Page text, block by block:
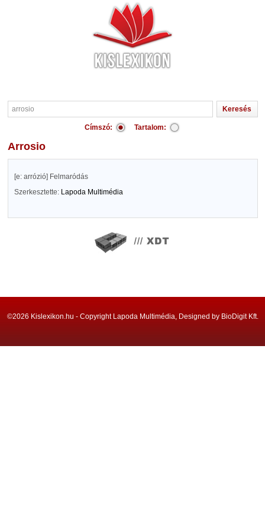
Címszó: Tartalom:
arrosio
[e: arrózió] Felmaródás
Szerkesztette: Lapoda Multimédia
©2026 Kislexikon.hu - Copyright Lapoda Multimédia, Designed by BioDigit Kft.